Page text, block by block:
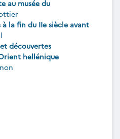
au musée du
la fin du IIe siècle avant
découvertes
hellénique